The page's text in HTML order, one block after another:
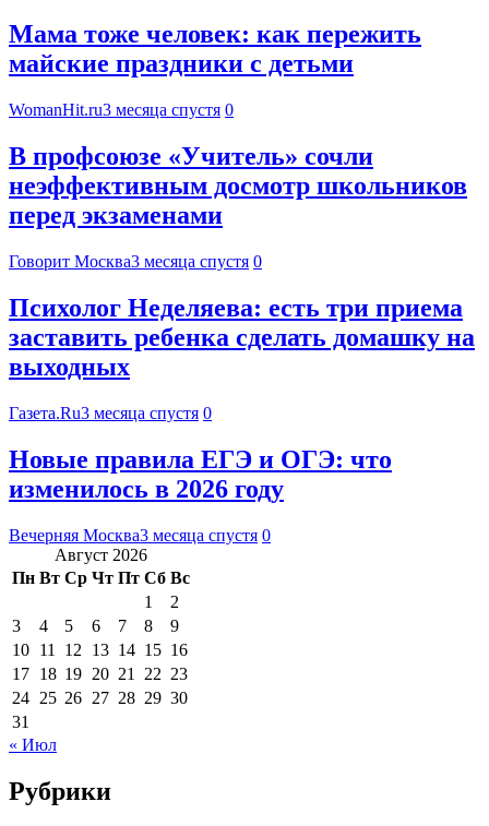
Мама тоже человек: как пережить
майские праздники с детьми
WomanHit.ru3 месяца спустя 0
В профсоюзе «Учитель» сочли
неэффективным досмотр школьников
перед экзаменами
Говорит Москва3 месяца спустя 0
Психолог Неделяева: есть три приема
заставить ребенка сделать домашку на
выходных
Газета.Ru3 месяца спустя 0
Новые правила ЕГЭ и ОГЭ: что
изменилось в 2026 году
Вечерняя Москва3 месяца спустя 0
Август 2026
Пн Вт Ср Чт Пт Сб Вс
1
2
3
4 5 6 7 8
9
10 11 12 13 14 15 16
17 18 19 20 21 22 23
24 25 26 27 28 29 30
31
« Июл
Рубрики